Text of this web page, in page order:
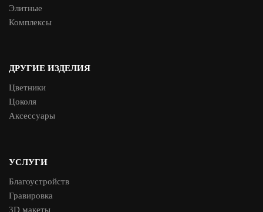
Элитные
Комплексы
ДРУГИЕ ИЗДЕЛИЯ
Цветники
Цоколя
Аксессуары
УСЛУГИ
Благоустройств
Гравировка
3D макеты